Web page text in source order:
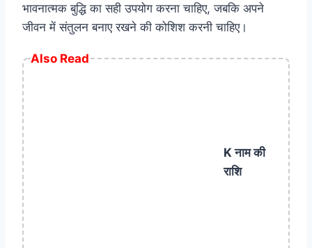
भावनात्मक बुद्धि का सही उपयोग करना चाहिए, जबकि अपने
जीवन में संतुलन बनाए रखने की कोशिश करनी चाहिए।
Also Read
K नाम की
राशि